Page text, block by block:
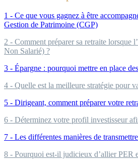
1 - Ce que vous gagnez à être
Gestion de Patrimoine (CGP)
2 - Comment préparer sa retraite lorsque
Non Salarié) ?
3 - Épargne : pourquoi mettre en place
4 - Quelle est la meilleure stratégie pour
5 - Dirigeant, comment préparer votre
6 - Déterminez votre profil investisseur
7 - Les différentes manières de
8 - Pourquoi est-il judicieux d’allier PER